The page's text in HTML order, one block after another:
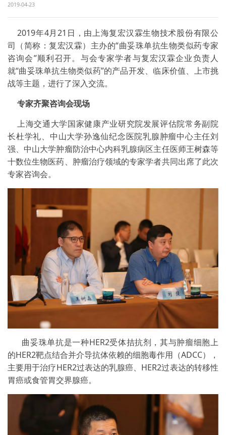
2019-04-23
2019年4月21日，由上海复宏汉霖生物技术股份有限公
司（简称：复宏汉霖）主办的“曲妥珠单抗生物类似药专家
咨询会”顺利召开。与会专家学者与复宏汉霖企业负责人
就“曲妥珠单抗生物类似药”的产品开发、临床价值、上市挑
战等主题，进行了深入交流。
专家齐聚咨询会现场
上海交通大学国家健康产业研究院发展评估院常务副院
长杜学礼、中山大学孙逸仙纪念医院乳腺肿瘤中心主任刘
强、中山大学肿瘤防治中心内科乳腺病区主任医师王树森等
十数位生物医药、肿瘤治疗领域的专家学者共同出席了此次
专家咨询会。
曲妥珠单抗是一种HER2受体拮抗剂，其与肿瘤细胞上
的HER2靶点结合并介导抗体依赖的细胞毒作用（ADCC），
主要用于治疗HER2过表达的乳腺癌、HER2过表达的转移性
胃癌或食管胃交界腺癌。